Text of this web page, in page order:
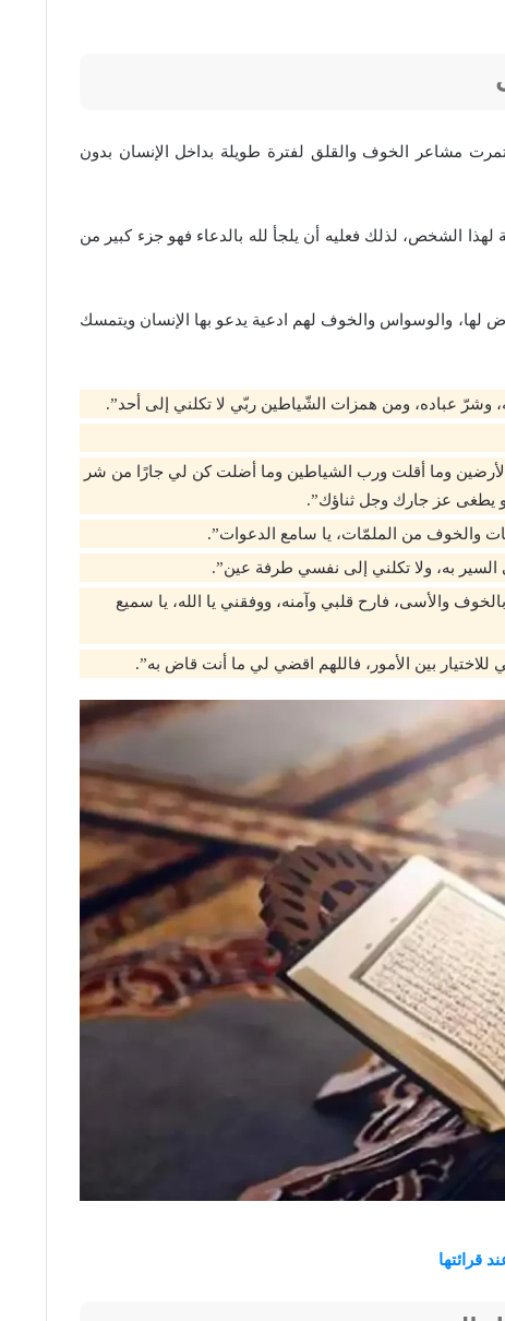
مشاعر الخوف والقلق لفترة طويلة بداخل الإنسان بدون
الشخص، لذلك فعليه أن يلجأ لله بالدعاء فهو جزء كبير من
لها، والوسواس والخوف لهم ادعية يدعو بها الإنسان ويتمسك
وشرّ عباده، ومن همزات الشّياطين ربّي لا تكلني إلى أحد”.
وما أقلت ورب الشياطين وما أضلت كن لي جارًا من شر
يطغى عز جارك وجل ثناؤك”.
والخوف من الملمّات، يا سامع الدعوات”.
به، ولا تكلني إلى نفسي طرفة عين”.
والأسى، فارح قلبي وآمنه، ووفقني يا الله، يا سميع
للاختيار بين الأمور، فاللهم اقضي لي ما أنت قاض به”.
قرائتها